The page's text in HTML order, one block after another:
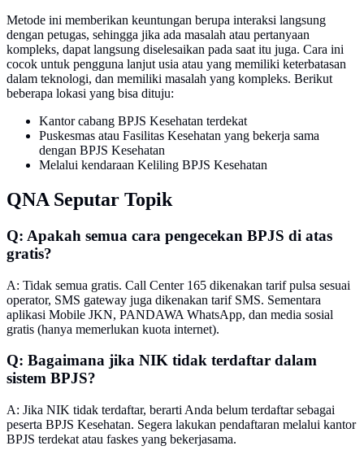
Metode ini memberikan keuntungan berupa interaksi langsung
dengan petugas, sehingga jika ada masalah atau pertanyaan
kompleks, dapat langsung diselesaikan pada saat itu juga. Cara ini
cocok untuk pengguna lanjut usia atau yang memiliki keterbatasan
dalam teknologi, dan memiliki masalah yang kompleks. Berikut
beberapa lokasi yang bisa dituju:
Kantor cabang BPJS Kesehatan terdekat
Puskesmas atau Fasilitas Kesehatan yang bekerja sama
dengan BPJS Kesehatan
Melalui kendaraan Keliling BPJS Kesehatan
QNA Seputar Topik
Q: Apakah semua cara pengecekan BPJS di atas
gratis?
A: Tidak semua gratis. Call Center 165 dikenakan tarif pulsa sesuai
operator, SMS gateway juga dikenakan tarif SMS. Sementara
aplikasi Mobile JKN, PANDAWA WhatsApp, dan media sosial
gratis (hanya memerlukan kuota internet).
Q: Bagaimana jika NIK tidak terdaftar dalam
sistem BPJS?
A: Jika NIK tidak terdaftar, berarti Anda belum terdaftar sebagai
peserta BPJS Kesehatan. Segera lakukan pendaftaran melalui kantor
BPJS terdekat atau faskes yang bekerjasama.